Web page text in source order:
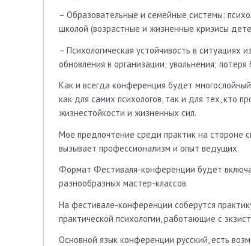
– Образовательные и семейные системы:
школой (возрастные и жизненные кризисы
– Психологическая устойчивость в
обновления в организации; увольнения;
Как и всегда конференция будет
как для самих психологов, так и для тех, кто
жизнестойкости и жизненных сил.
Мое предпочтение среди практик на стороне
вызывает профессионализм и опыт ведущих.
Формат Фестиваля-конференции будет
разнообразных мастер-классов.
На фестивале-конференции соберутся
практической психологии, работающие с
Основной язык конференции русский, есть